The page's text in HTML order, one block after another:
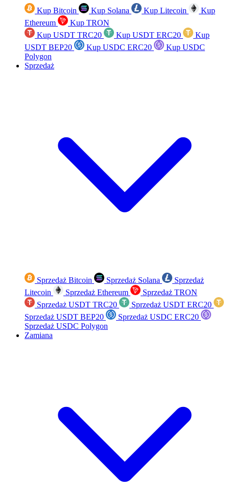
Kup Bitcoin Kup Solana Kup Litecoin
Kup
Ethereum
Kup TRON
Kup USDT TRC20
Kup USDT ERC20
Kup
USDT BEP20
Kup USDC ERC20
Kup USDC
Polygon
Sprzedaż
Sprzedaż Bitcoin Sprzedaż Solana
Sprzedaż
Litecoin
Sprzedaż Ethereum
Sprzedaż TRON
Sprzedaż USDT TRC20
Sprzedaż USDT ERC20
Sprzedaż USDT BEP20
Sprzedaż USDC ERC20
Sprzedaż USDC Polygon
Zamiana